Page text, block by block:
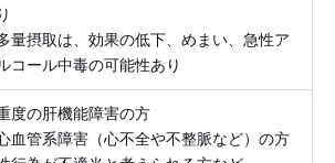
り
量摂取は、効果の低下、めまい、急性ア
コール中毒の可能性あり
度の肝機能障害の方
血管系障害（心不全や不整脈など）の方